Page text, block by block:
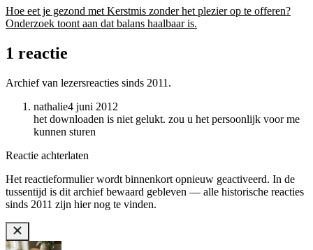
Hoe eet je gezond met Kerstmis zonder het plezier op te offeren?
Onderzoek toont aan dat balans haalbaar is.
1 reactie
Archief van lezersreacties sinds 2011.
nathalie4 juni 2012
het downloaden is niet gelukt. zou u het persoonlijk voor me
kunnen sturen
Reactie achterlaten
Het reactieformulier wordt binnenkort opnieuw geactiveerd. In de
tussentijd is dit archief bewaard gebleven — alle historische reacties
sinds 2011 zijn hier nog te vinden.